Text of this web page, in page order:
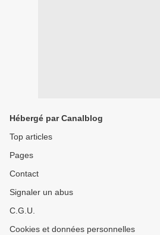
Hébergé par Canalblog
Top articles
Pages
Contact
Signaler un abus
C.G.U.
Cookies et données personnelles